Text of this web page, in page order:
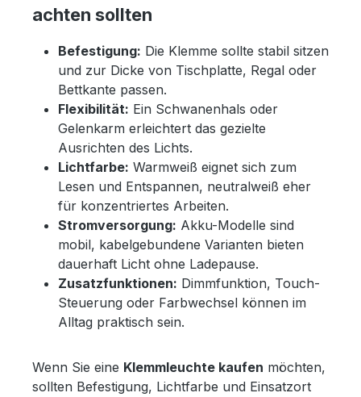
achten sollten
Befestigung: Die Klemme sollte stabil sitzen
und zur Dicke von Tischplatte, Regal oder
Bettkante passen.
Flexibilität: Ein Schwanenhals oder
Gelenkarm erleichtert das gezielte
Ausrichten des Lichts.
Lichtfarbe: Warmweiß eignet sich zum
Lesen und Entspannen, neutralweiß eher
für konzentriertes Arbeiten.
Stromversorgung: Akku-Modelle sind
mobil, kabelgebundene Varianten bieten
dauerhaft Licht ohne Ladepause.
Zusatzfunktionen: Dimmfunktion, Touch-
Steuerung oder Farbwechsel können im
Alltag praktisch sein.
Wenn Sie eine Klemmleuchte kaufen möchten,
sollten Befestigung, Lichtfarbe und Einsatzort